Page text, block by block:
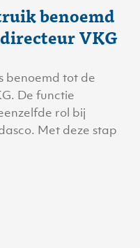
benoemd
VKG
benoemd tot de
De functie
rol bij
Met deze stap